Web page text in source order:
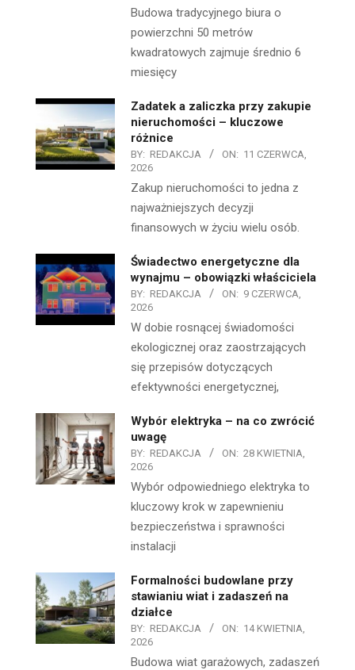
Budowa tradycyjnego biura o
powierzchni 50 metrów
kwadratowych zajmuje średnio 6
miesięcy
Zadatek a zaliczka przy zakupie
nieruchomości – kluczowe
różnice
BY: REDAKCJA ON: 11 CZERWCA,
2026
Zakup nieruchomości to jedna z
najważniejszych decyzji
finansowych w życiu wielu osób.
Świadectwo energetyczne dla
wynajmu – obowiązki właściciela
BY: REDAKCJA ON: 9 CZERWCA,
2026
W dobie rosnącej świadomości
ekologicznej oraz zaostrzających
się przepisów dotyczących
efektywności energetycznej,
Wybór elektryka – na co zwrócić
uwagę
BY: REDAKCJA ON: 28 KWIETNIA,
2026
Wybór odpowiedniego elektryka to
kluczowy krok w zapewnieniu
bezpieczeństwa i sprawności
instalacji
Formalności budowlane przy
stawianiu wiat i zadaszeń na
działce
BY: REDAKCJA ON: 14 KWIETNIA,
2026
Budowa wiat garażowych, zadaszeń